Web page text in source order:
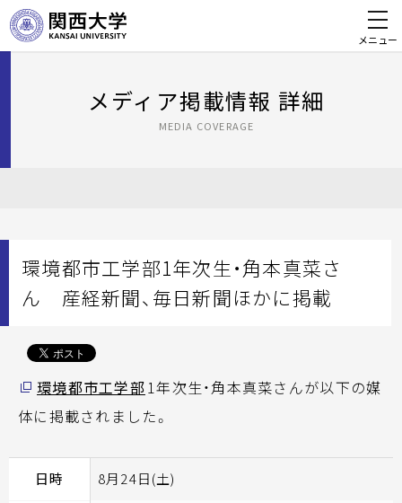
メニュー
メディア掲載情報 詳細
MEDIA COVERAGE
環境都市工学部1年次生・角本真菜さ
ん 産経新聞、毎日新聞ほかに掲載
環境都市工学部1年次生・角本真菜さんが以下の媒
体に掲載されました。
日時 8月24日(土)